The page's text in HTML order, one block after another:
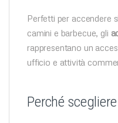
Perfetti per accendere
camini e barbecue, gli
rappresentano un
ufficio e attività
Perché